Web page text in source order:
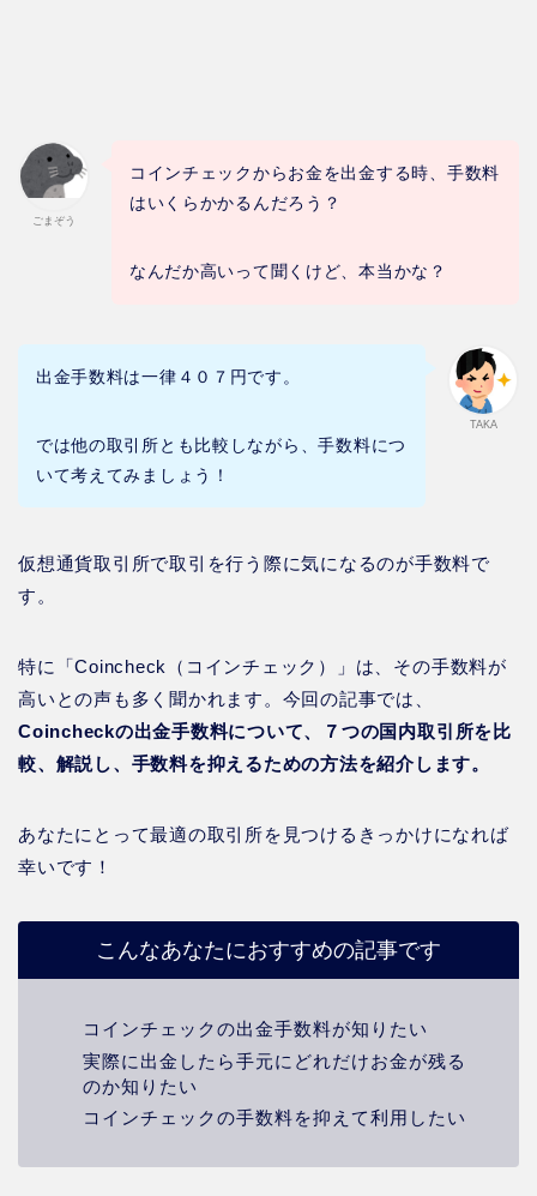
ごまぞう
コインチェックからお金を出金する時、手数料
はいくらかかるんだろう？
なんだか高いって聞くけど、本当かな？
TAKA
出金手数料は一律４０７円です。
では他の取引所とも比較しながら、手数料につ
いて考えてみましょう！
仮想通貨取引所で取引を行う際に気になるのが手数料で
す。
特に「Coincheck（コインチェック）」は、その手数料が
高いとの声も多く聞かれます。今回の記事では、
Coincheckの出金手数料について、７つの国内取引所を比
較、解説し、手数料を抑えるための方法を紹介します。
あなたにとって最適の取引所を見つけるきっかけになれば
幸いです！
こんなあなたにおすすめの記事です
コインチェックの出金手数料が知りたい
実際に出金したら手元にどれだけお金が残る
のか知りたい
コインチェックの手数料を抑えて利用したい